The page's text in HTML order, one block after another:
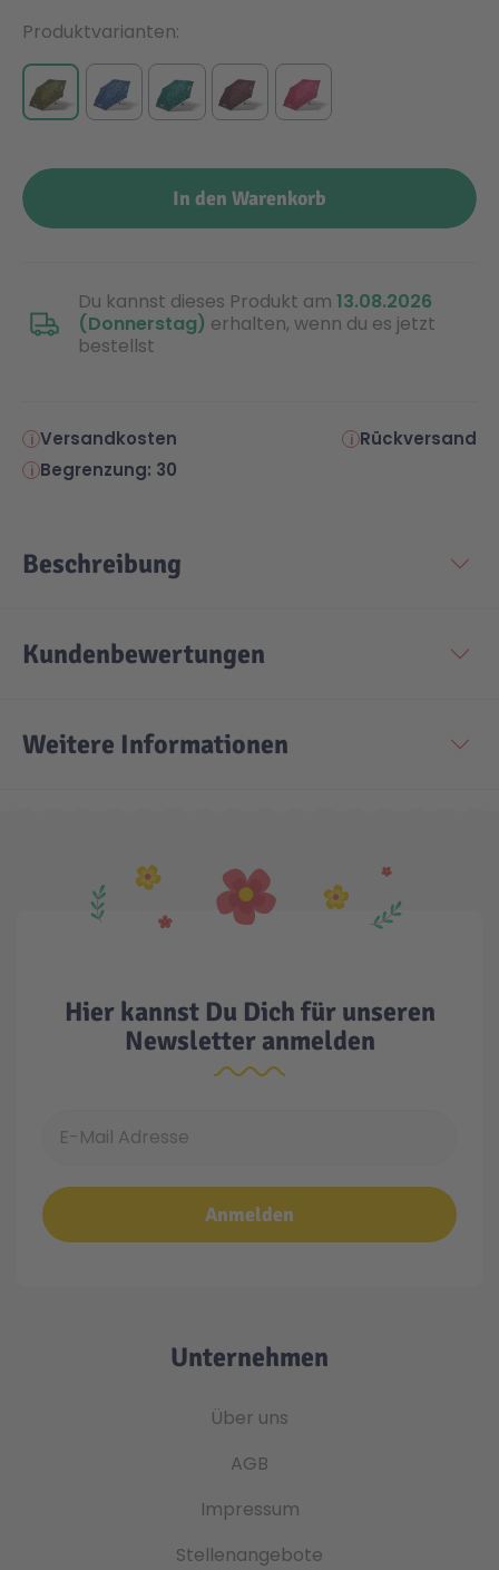
Minecraft™
Minifiguren
Speed Champions
Super Mario
Technic
NOVELMORE
Sports Action
Wiltopia
Cars
Spiel-Ei
In den Warenkorb
Du kannst dieses Produkt am 13.08.2026
(Donnerstag) erhalten, wenn du es jetzt
bestellst
Produktvarianten
Versandkosten
Rückversand
Begrenzung: 30
Beschreibung
Kundenbewertungen
Weitere Informationen
Hier kannst Du Dich für unseren
Newsletter anmelden
Anmelden
Unternehmen
Über uns
AGB
Impressum
Stellenangebote